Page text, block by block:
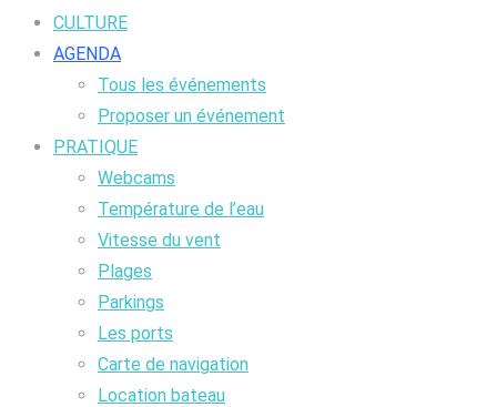
CULTURE
AGENDA
Tous les événements
Proposer un événement
PRATIQUE
Webcams
Température de l’eau
Vitesse du vent
Plages
Parkings
Les ports
Carte de navigation
Location bateau